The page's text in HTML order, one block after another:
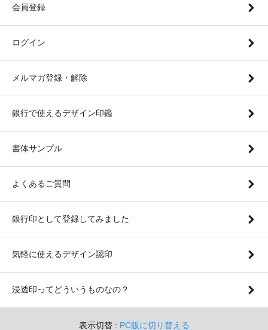
会員登録
ログイン
メルマガ登録・解除
銀行で使えるデザイン印鑑
書体サンプル
よくあるご質問
銀行印として登録してみました
気軽に使えるデザイン認印
浸透印ってどういうものなの？
表示切替 : PC版に切り替える